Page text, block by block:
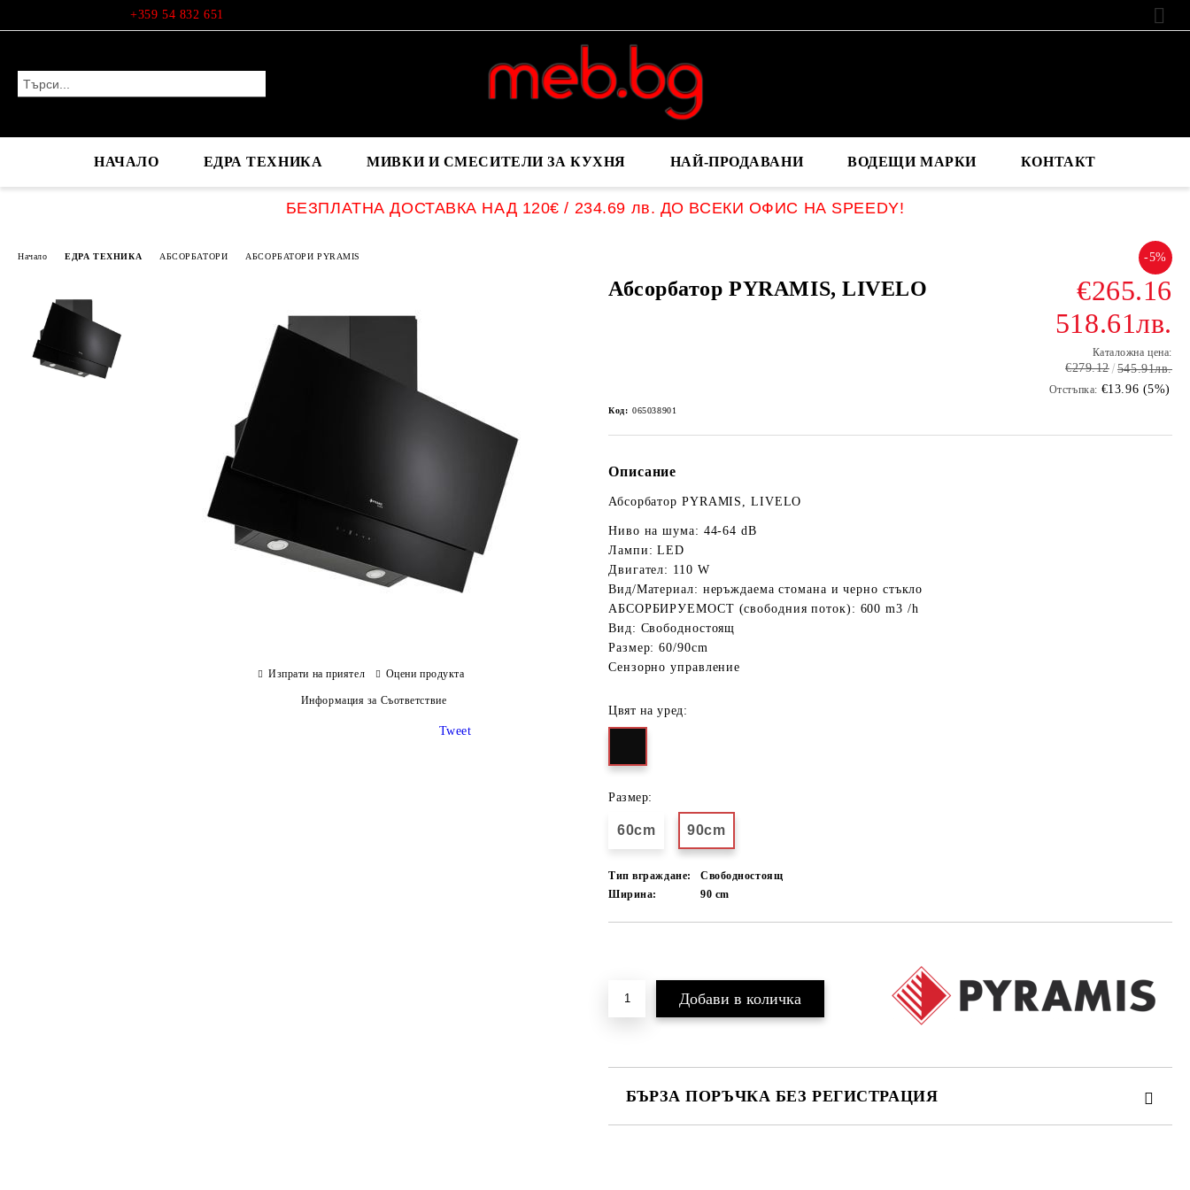
+359 54 832 651
НАЧАЛО ЕДРА ТЕХНИКА МИВКИ И СМЕСИТЕЛИ ЗА КУХНЯ НАЙ-ПРОДАВАНИ ВОДЕЩИ МАРКИ КОНТАКТ
БЕЗПЛАТНА ДОСТАВКА НАД 120€ / 234.69 лв. ДО ВСЕКИ ОФИС НА SPEEDY!
Начало ЕДРА ТЕХНИКА АБСОРБАТОРИ АБСОРБАТОРИ PYRAMIS
Абсорбатор PYRAMIS, LIVELO
-5%
€265.16
518.61лв.
Каталожна цена:
€279.12 545.91лв.
Отстъпка: €13.96 (5%)
Код: 065038901
Описание
Абсорбатор PYRAMIS, LIVELO
Ниво на шума: 44-64 dB
Лампи: LED
Двигател: 110 W
Вид/Материал: неръждаема стомана и черно стъкло
АБСОРБИРУЕМОСТ (свободния поток): 600 m3 /h
Вид: Свободностоящ
Размер: 60/90cm
Сензорно управление
Цвят на уред:
Размер:
60cm 90cm
Тип вграждане:
Свободностоящ
Ширина:
90 cm
БЪРЗА ПОРЪЧКА БЕЗ РЕГИСТРАЦИЯ
Изпрати на приятел Оцени продукта
Информация за Съответствие
Tweet